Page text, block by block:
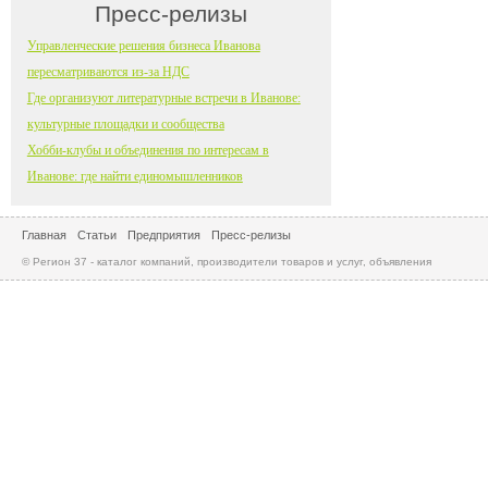
Пресс-релизы
Управленческие решения бизнеса Иванова
пересматриваются из-за НДС
Где организуют литературные встречи в Иванове:
культурные площадки и сообщества
Хобби-клубы и объединения по интересам в
Иванове: где найти единомышленников
Главная Статьи Предприятия Пресс-релизы
© Регион 37 - каталог компаний, производители товаров и услуг, объявления